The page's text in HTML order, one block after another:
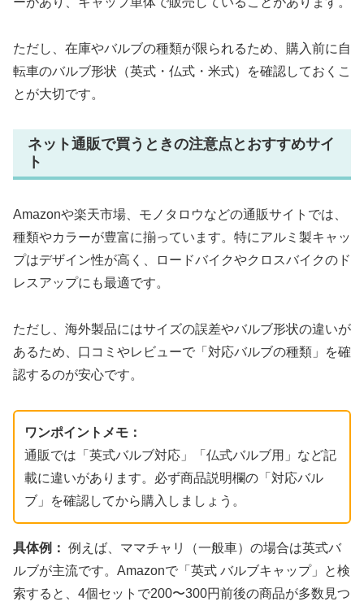
ただし、在庫やバルブの種類が限られるため、購入前に自
転車のバルブ形状（英式・仏式・米式）を確認しておくこ
とが大切です。
ネット通販で買うときの注意点とおすすめサイ
ト
Amazonや楽天市場、モノタロウなどの通販サイトでは、
種類やカラーが豊富に揃っています。特にアルミ製キャッ
プはデザイン性が高く、ロードバイクやクロスバイクのド
レスアップにも最適です。
ただし、海外製品にはサイズの誤差やバルブ形状の違いが
あるため、口コミやレビューで「対応バルブの種類」を確
認するのが安心です。
ワンポイントメモ：
通販では「英式バルブ対応」「仏式バルブ用」など記
載に違いがあります。必ず商品説明欄の「対応バル
ブ」を確認してから購入しましょう。
具体例： 例えば、ママチャリ（一般車）の場合は英式バ
ルブが主流です。Amazonで「英式 バルブキャップ」と検
索すると、4個セットで200〜300円前後の商品が多数見つ